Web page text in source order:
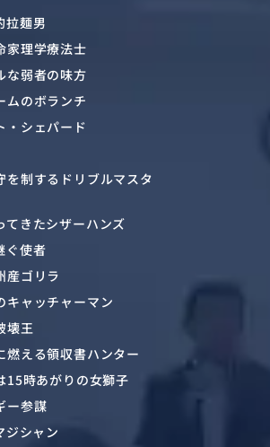
拉麺男
家理学療法士
な弱者の味方
ムのボランチ
・シェパード
を制するドリブルマスタ
てきたシザーハンズ
ぐ使者
産ゴリラ
キャッチャーマン
壊王
燃える領収書ハンター
15時あがりの女獅子
ー参謀
ジシャン